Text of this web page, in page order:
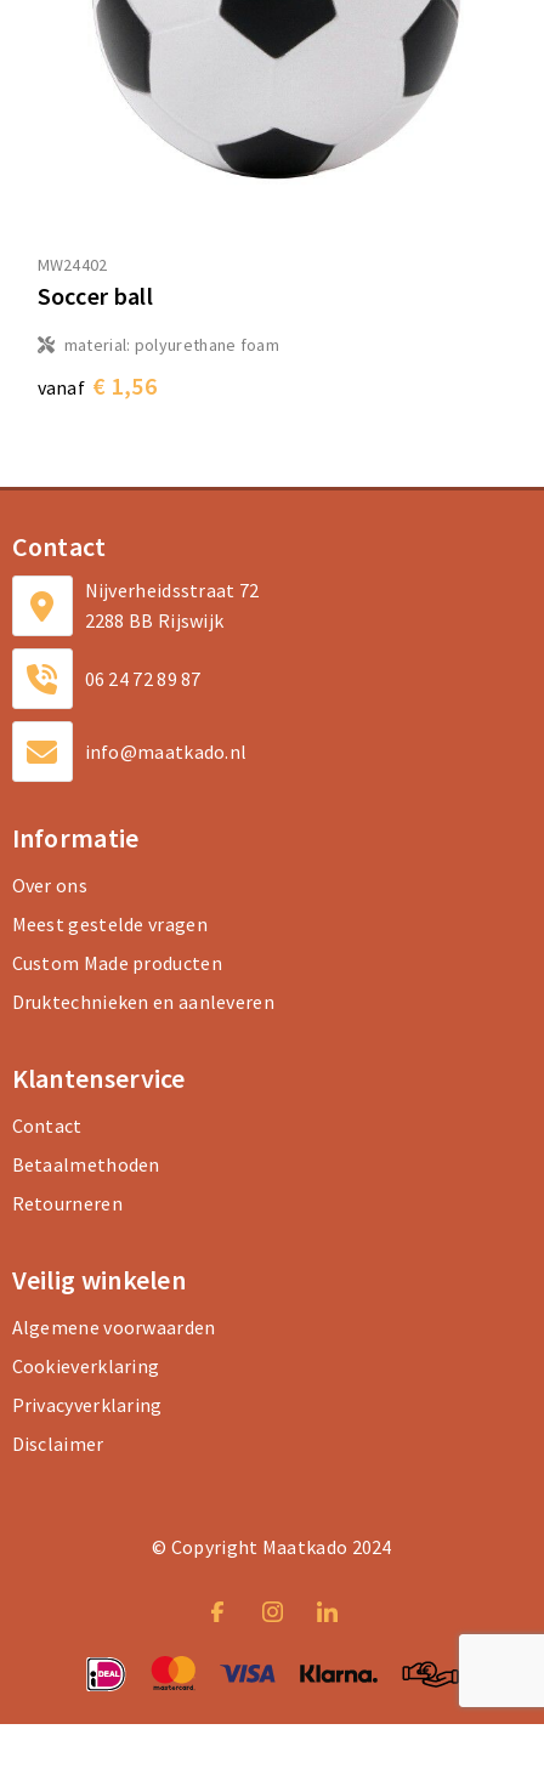
MW24402
Soccer ball
material: polyurethane foam
vanaf € 1,56
Contact
Nijverheidsstraat 72
2288 BB Rijswijk
06 24 72 89 87
info@maatkado.nl
Informatie
Over ons
Meest gestelde vragen
Custom Made producten
Druktechnieken en aanleveren
Klantenservice
Contact
Betaalmethoden
Retourneren
Veilig winkelen
Algemene voorwaarden
Cookieverklaring
Privacyverklaring
Disclaimer
© Copyright Maatkado 2024